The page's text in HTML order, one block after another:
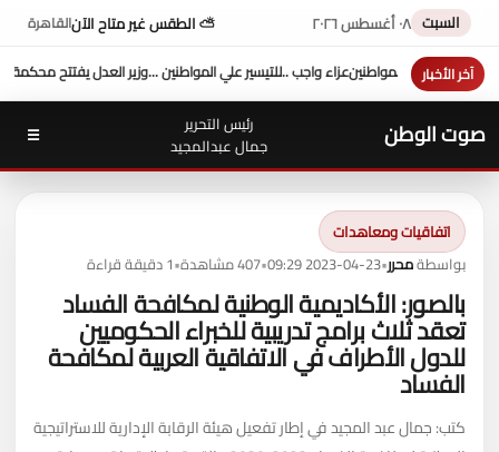
السبت ٠٨ أغسطس ٢٠٢٦ ⛅ الطقس غير متاح الآنالقاهرة
آخر الأخبار
د. طه محمد أبو الشيخ يكتب : أداء وزارة...وزير العدل يفتتح محكمة بورفؤاد الجزئية
صوت الوطن
رئيس التحرير
جمال عبدالمجيد
☰
اتفاقيات ومعاهدات
بواسطةمحرر•
2023-04-23 09:29
•407 مشاهدة •1 دقيقة قراءة
بالصور: الأكاديمية الوطنية لمكافحة الفساد
تعقد ثلاث برامج تدريبية للخبراء الحكوميين
للدول الأطراف في الاتفاقية العربية لمكافحة
الفساد
كتب: جمال عبد المجيد في إطار تفعيل هيئة الرقابة الإدارية للاستراتيجية